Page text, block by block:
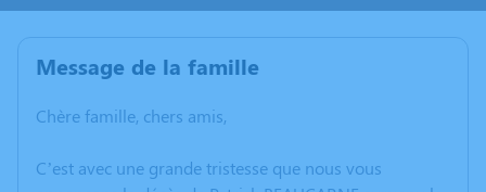
Message de la famille
Chère famille, chers amis,
C’est avec une grande tristesse que nous vous